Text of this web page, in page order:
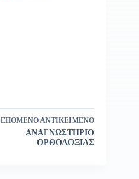
ΕΠΌΜΕΝΟ ΑΝΤΙΚΕΊΜΕΝΟ
ΑΝΑΓΝΩΣΤΗΡΙΟ
ΟΡΘΟΔΟΞΙΑΣ